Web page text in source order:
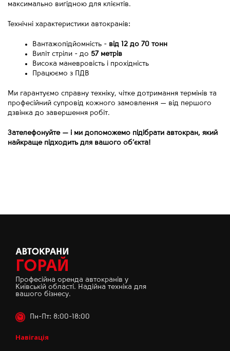
максимально вигідною для клієнтів.
Технічні характеристики автокранів:
Вантажопідйомність - від 12 до 70 тонн
Виліт стріли - до 57 метрів
Висока маневровість і прохідність
Працюємо з ПДВ
Ми гарантуємо справну техніку, чітке дотримання термінів та
професійний супровід кожного замовлення — від першого
дзвінка до завершення робіт.
Зателефонуйте — і ми допоможемо підібрати автокран, який
найкраще підходить для вашого об’єкта!
Професійна оренда автокранів у
Київській області. Надійна техніка для
вашого бізнесу.
Пн-Пт: 8:00-18:00
Навігація